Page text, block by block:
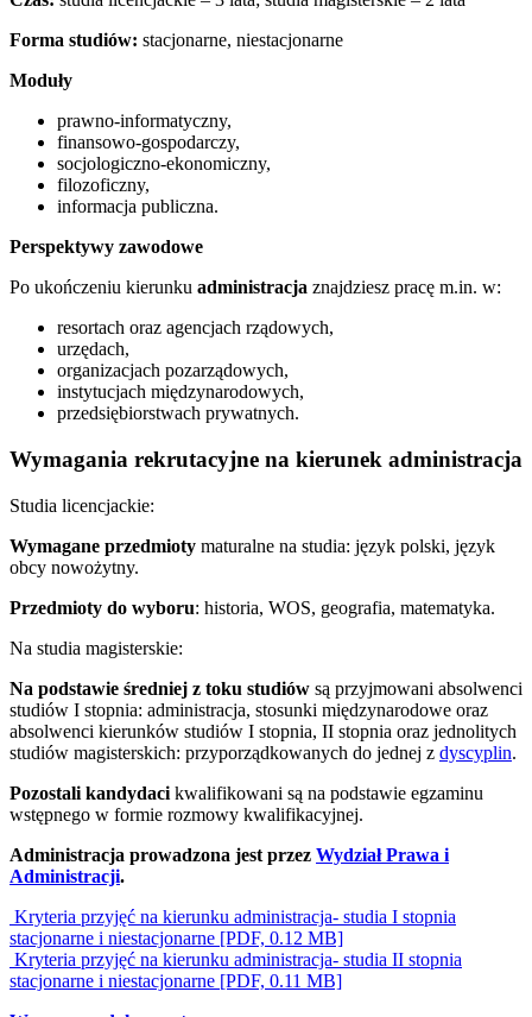
Forma studiów: stacjonarne, niestacjonarne
Moduły
prawno-informatyczny,
finansowo-gospodarczy,
socjologiczno-ekonomiczny,
filozoficzny,
informacja publiczna.
Perspektywy zawodowe
Po ukończeniu kierunku administracja znajdziesz pracę m.in. w:
resortach oraz agencjach rządowych,
urzędach,
organizacjach pozarządowych,
instytucjach międzynarodowych,
przedsiębiorstwach prywatnych.
Wymagania rekrutacyjne na kierunek administracja
Studia licencjackie:
Wymagane przedmioty maturalne na studia: język polski, język
obcy nowożytny.
Przedmioty do wyboru: historia, WOS, geografia, matematyka.
Na studia magisterskie:
Na podstawie średniej z toku studiów są przyjmowani absolwenci
studiów I stopnia: administracja, stosunki międzynarodowe oraz
absolwenci kierunków studiów I stopnia, II stopnia oraz jednolitych
studiów magisterskich: przyporządkowanych do jednej z dyscyplin.
Pozostali kandydaci kwalifikowani są na podstawie egzaminu
wstępnego w formie rozmowy kwalifikacyjnej.
Administracja prowadzona jest przez Wydział Prawa i
Administracji.
Kryteria przyjęć na kierunku administracja- studia I stopnia
stacjonarne i niestacjonarne [PDF, 0.12 MB]
Kryteria przyjęć na kierunku administracja- studia II stopnia
stacjonarne i niestacjonarne [PDF, 0.11 MB]